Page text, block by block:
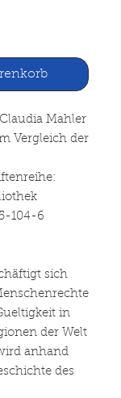
Mahler
Vergleich der
104-6
sich
in
der Welt
anhand
des